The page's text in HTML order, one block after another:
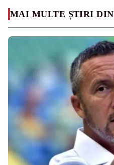
MAI MULTE ȘTIRI DIN